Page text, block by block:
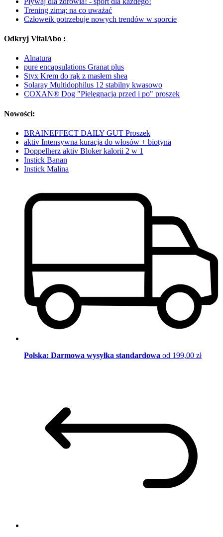
Trening zimą: na co uważać
Człoweik potrzebuje nowych trendów w sporcie
Odkryj VitalAbo :
Alnatura
pure encapsulations Granat plus
Styx Krem do rąk z masłem shea
Solaray Multidophilus 12 stabilny kwasowo
COXAN® Dog "Pielęgnacja przed i po" proszek
Nowości:
BRAINEFFECT DAILY GUT Proszek
aktiv Intensywna kuracja do włosów + biotyna
Doppelherz aktiv Bloker kalorii 2 w 1
Instick Banan
Instick Malina
Polska: Darmowa wysyłka standardowa od 199,00 zł